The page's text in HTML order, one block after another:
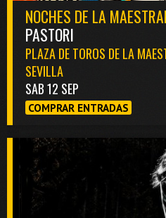
NOCHES DE LA
PASTORI
PLAZA DE TOROS DE LA
SEVILLA
SAB 12 SEP
COMPRAR ENTRADAS